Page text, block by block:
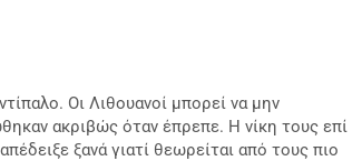
Οι Λιθουανοί μπορεί να μην
ακριβώς όταν έπρεπε. Η νίκη τους επί
ξανά γιατί θεωρείται από τους πιο